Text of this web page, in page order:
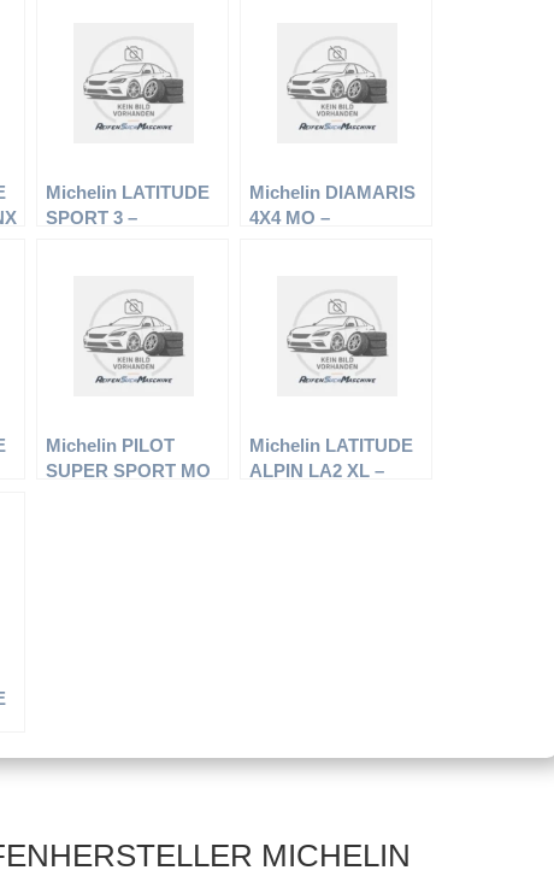
Michelin LATITUDE
SPORT 3 –
Sommerreifen
Michelin DIAMARIS
4X4 MO –
Sommerreifen
Michelin PILOT
SUPER SPORT MO
Michelin LATITUDE
ALPIN LA2 XL –
MICHELIN